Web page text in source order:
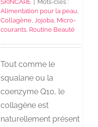
SKINCARE
Mots-clés :
Alimentation pour la peau
Collagène Jojoba Micro-
courants Routine Beauté
Tout comme le
squalane ou la
coenzyme Q10, le
collagène est
naturellement présent